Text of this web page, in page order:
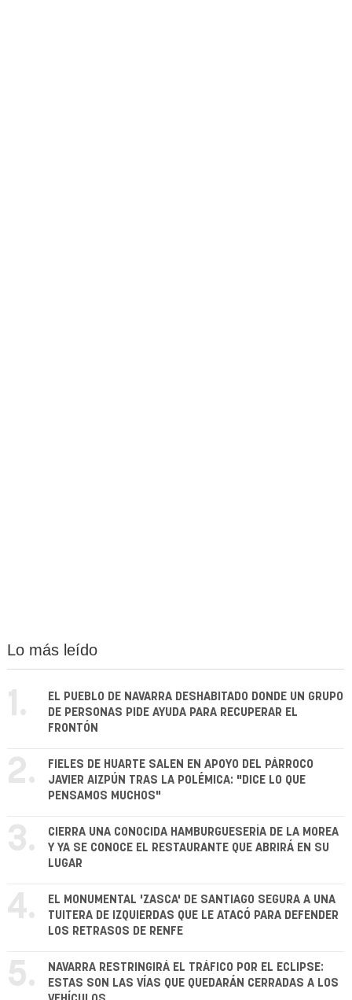
Lo más leído
1.
EL PUEBLO DE NAVARRA DESHABITADO DONDE UN GRUPO
DE PERSONAS PIDE AYUDA PARA RECUPERAR EL
FRONTÓN
2.
FIELES DE HUARTE SALEN EN APOYO DEL PÁRROCO
JAVIER AIZPÚN TRAS LA POLÉMICA: "DICE LO QUE
PENSAMOS MUCHOS"
3.
CIERRA UNA CONOCIDA HAMBURGUESERÍA DE LA MOREA
Y YA SE CONOCE EL RESTAURANTE QUE ABRIRÁ EN SU
LUGAR
4.
EL MONUMENTAL 'ZASCA' DE SANTIAGO SEGURA A UNA
TUITERA DE IZQUIERDAS QUE LE ATACÓ PARA DEFENDER
LOS RETRASOS DE RENFE
5.
NAVARRA RESTRINGIRÁ EL TRÁFICO POR EL ECLIPSE:
ESTAS SON LAS VÍAS QUE QUEDARÁN CERRADAS A LOS